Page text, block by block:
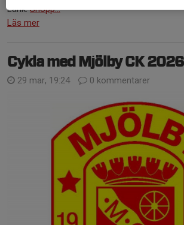
Länk:Shopp...
Läs mer
Cykla med Mjölby CK 2026
29 mar, 19:24 0 kommentarer